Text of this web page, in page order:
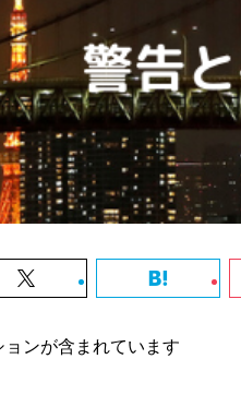
ンが含まれています